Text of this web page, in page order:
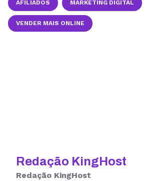
AFILIADOS MARKETING DIGITAL
VENDER MAIS ONLINE
Redação KingHost
Redação KingHost